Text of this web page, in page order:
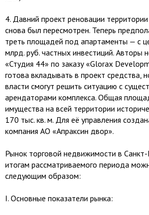
4.​ Давний проект реновации
снова был пересмотрен. Теперь
треть площадей под апартаменты — с
млрд. руб. частных инвестиций. Авторы
«Студия 44» по заказу «Glorax
готова вкладывать в проект средства,
власти смогут решить ситуацию с
арендаторами комплекса. Общая
имущества на всей территории
170 тыс. кв. м. Для её управления
компания АО «Апраксин двор».
Рынок торговой недвижимости в Санкт-
итогам рассматриваемого периода
следующим образом:
I.​ Основные показатели рынка: